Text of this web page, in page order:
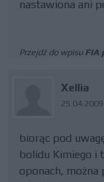
nastawiona ani
Przejdź do wpisu FIA
Xellia
biorąc pod
bolidu Kimiego i
oponach, można